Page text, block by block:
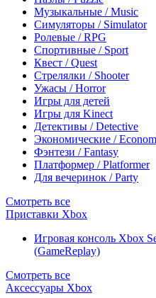
Музыкальные / Music
Симуляторы / Simulator
Ролевые / RPG
Спортивные / Sport
Квест / Quest
Стрелялки / Shooter
Ужасы / Horror
Игры для детей
Игры для Kinect
Детективы / Detective
Экономические /
Фэнтези / Fantasy
Платформер / Platformer
Для вечеринок / Party
Смотреть все
Приставки Xbox
Игровая консоль Xbox
(GameReplay)
Смотреть все
Аксессуары Xbox